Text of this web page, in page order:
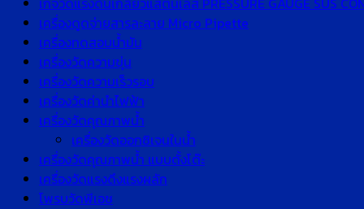
เครื่องดูดจ่ายสารละลาย Micro Pipette
เครื่องทดสอบน้ำมัน
เครื่องวัดความขุ่น
เครื่องวัดความเร็วรอบ
เครื่องวัดค่านำไฟฟ้า
เครื่องวัดคุณภาพน้ำ
เครื่องวัดออกซิเจนในน้ำ
เครื่องวัดคุณภาพน้ำ แบบตั้งโต๊ะ
เครื่องวัดแรงดึงแรงผลัก
โพรบวัดพีเอช